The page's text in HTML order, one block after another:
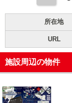
所在地
URL
施設周辺の物件